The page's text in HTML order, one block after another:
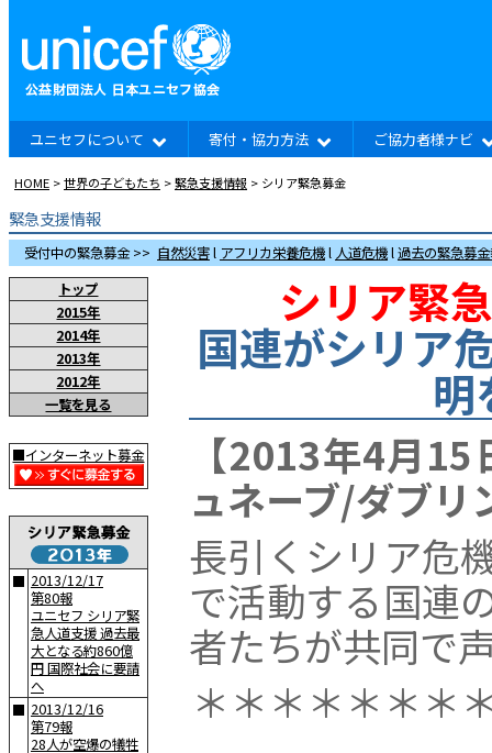
ユニセフについて 寄付・協力方法 ご協力者様ナビ
HOME >世界の子どもたち >緊急支援情報 > シリア緊急募金
緊急支援情報
受付中の緊急募金 >> 自然災害l アフリカ栄養危機l 人道危機l過去の緊急募
トップ
2015年
2014年
2013年
2012年
一覧を見る
■インターネット募金
■ 2013/12/17
第80報
ユニセフ シリア緊
急人道支援 過去最
大となる約860億
円 国際社会に要請
へ
■ 2013/12/16
第79報
28人が空爆の犠牲
シリア緊
国連がシリア
明
【2013年4月
ュネーブ/ダブリ
長引くシリア危
で活動する国連
者たちが共同で
＊＊＊＊＊＊＊